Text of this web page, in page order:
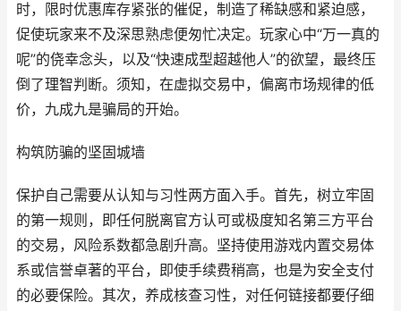
时，限时优惠库存紧张的催促，制造了稀缺感和紧迫感，
促使玩家来不及深思熟虑便匆忙决定。玩家心中“万一真的
呢”的侥幸念头，以及“快速成型超越他人”的欲望，最终压
倒了理智判断。须知，在虚拟交易中，偏离市场规律的低
价，九成九是骗局的开始。
构筑防骗的坚固城墙
保护自己需要从认知与习性两方面入手。首先，树立牢固
的第一规则，即任何脱离官方认可或极度知名第三方平台
的交易，风险系数都急剧升高。坚持使用游戏内置交易体
系或信誉卓著的平台，即使手续费稍高，也是为安全支付
的必要保险。其次，养成核查习性，对任何链接都要仔细